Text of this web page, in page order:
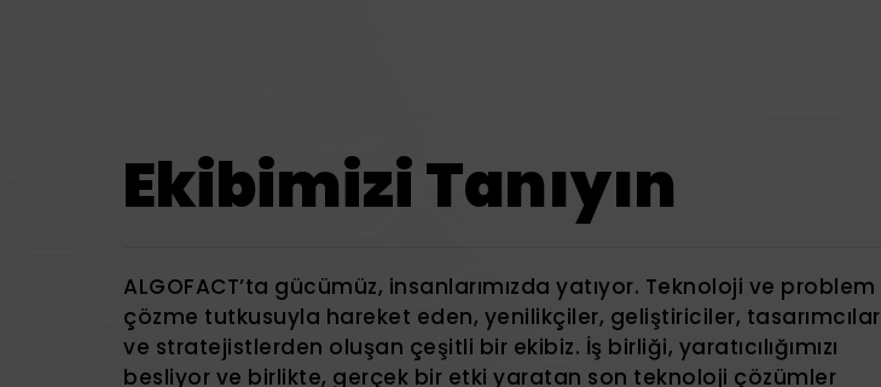
Ekibimizi Tanıyın
ALGOFACT’ta gücümüz, insanlarımızda yatıyor. Teknoloji ve problem
çözme tutkusuyla hareket eden, yenilikçiler, geliştiriciler, tasarımcılar
ve stratejistlerden oluşan çeşitli bir ekibiz. İş birliği, yaratıcılığımızı
besliyor ve birlikte, gerçek bir etki yaratan son teknoloji çözümler